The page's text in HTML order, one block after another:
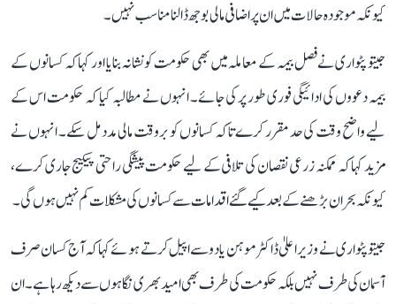
کیونکہ موجودہ حالات میں ان پر اضافی مالی بوجھ ڈالنا مناسب نہیں۔
جیتو پٹواری نے فصل بیمہ کے معاملہ میں بھی حکومت کو نشانہ بنایا اور کہا کہ کسانوں کے
بیمہ دعووں کی ادائیگی فوری طور پر کی جائے۔ انہوں نے مطالبہ کیا کہ حکومت اس کے
لیے واضح وقت کی حد مقرر کرے تاکہ کسانوں کو بروقت مالی مدد مل سکے۔ انہوں نے
مزید کہا کہ ممکنہ زرعی نقصان کی تلافی کے لیے حکومت پیشگی راحتی پیکیج جاری کرے،
کیونکہ بحران بڑھنے کے بعد کیے گئے اقدامات سے کسانوں کی مشکلات کم نہیں ہوں گی۔
جیتو پٹواری نے وزیر اعلیٰ ڈاکٹر موہن یادو سے اپیل کرتے ہوئے کہا کہ آج کسان صرف
آسمان کی طرف نہیں بلکہ حکومت کی طرف بھی امید بھری نگاہوں سے دیکھ رہا ہے۔ ان